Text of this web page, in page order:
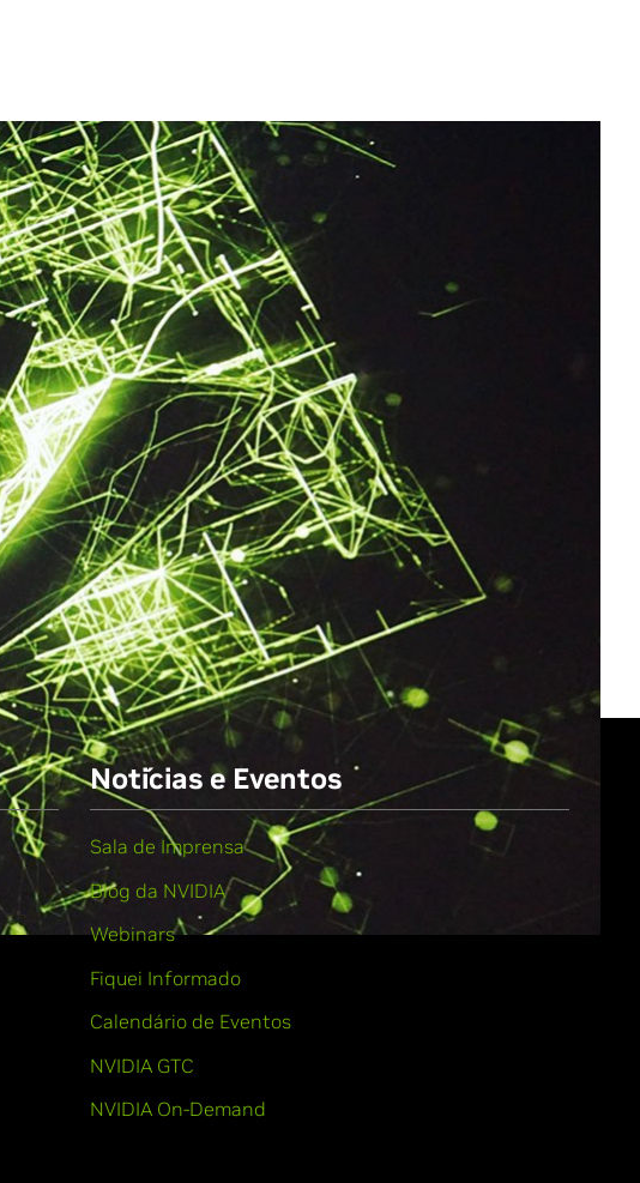
All NVIDIA News
Notícias e Eventos
Sala de Imprensa
Blog da NVIDIA
Webinars
Fiquei Informado
Calendário de Eventos
NVIDIA GTC
NVIDIA On-Demand